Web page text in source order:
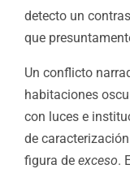
detecto un
que
Un conflicto
habitaciones
con luces e
de
figura de exceso.